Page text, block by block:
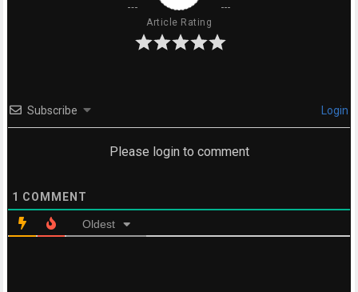
Article Rating
Subscribe Login
Please login to comment
1 COMMENT
Oldest